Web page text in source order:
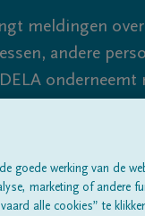
meldingen
andere
waakzaam.
rouwberichtenOver
goede werking van de
marketing of andere
alle cookies” te